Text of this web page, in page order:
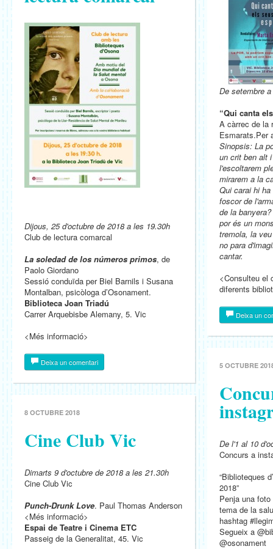
Dijous, 25 d'octubre de 2018 a les 19.30h
Club de lectura comarcal
La soledad de los números primos, de
Paolo Giordano
Sessió conduïda per Biel Barnils i Susana
Montalban, psicòloga d’Osonament.
Biblioteca Joan Triadú
Carrer Arquebisbe Alemany, 5. Vic
<Més informació>
Deixa un comentari
8 OCTUBRE 2018
Cine Club Vic
Dimarts 9 d'octubre de 2018 a les 21.30h
Cine Club Vic
Punch-Drunk Love. Paul Thomas Anderson
<Més informació>
Espai de Teatre i Cinema ETC
Passeig de la Generalitat, 45. Vic
De setembre
“Qui canta
A càrrec de la
Esmarats.Per
Sinopsis: La
un crit ben alt
l'escoltarem
mirarem a la
Qui carai hi
foscor de
de la
por és un
tremola, la
no para
cantar.
<Consulteu el
diferents
Deixa un
5 OCTUBRE
De l'1 al 10
Concurs a
“Biblioteques
2018”
Penja una
tema de la
hashtag
Segueix a
@osonament